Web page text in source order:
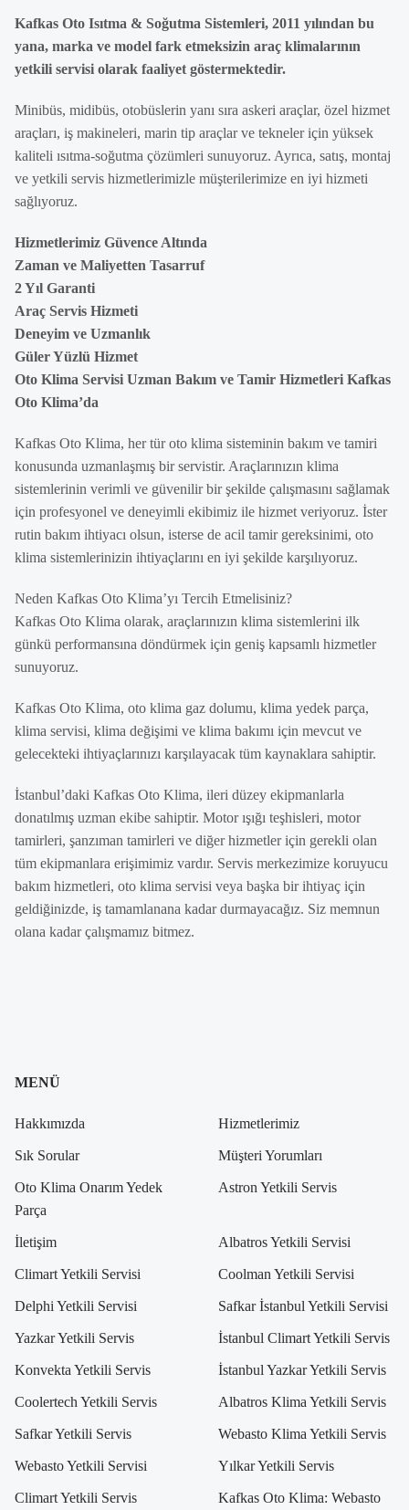
Kafkas Oto Isıtma & Soğutma Sistemleri, 2011 yılından bu
yana, marka ve model fark etmeksizin araç klimalarının
yetkili servisi olarak faaliyet göstermektedir.
Minibüs, midibüs, otobüslerin yanı sıra askeri araçlar, özel hizmet
araçları, iş makineleri, marin tip araçlar ve tekneler için yüksek
kaliteli ısıtma-soğutma çözümleri sunuyoruz. Ayrıca, satış, montaj
ve yetkili servis hizmetlerimizle müşterilerimize en iyi hizmeti
sağlıyoruz.
Hizmetlerimiz Güvence Altında
Zaman ve Maliyetten Tasarruf
2 Yıl Garanti
Araç Servis Hizmeti
Deneyim ve Uzmanlık
Güler Yüzlü Hizmet
Oto Klima Servisi Uzman Bakım ve Tamir Hizmetleri Kafkas
Oto Klima’da
Kafkas Oto Klima, her tür oto klima sisteminin bakım ve tamiri
konusunda uzmanlaşmış bir servistir. Araçlarınızın klima
sistemlerinin verimli ve güvenilir bir şekilde çalışmasını sağlamak
için profesyonel ve deneyimli ekibimiz ile hizmet veriyoruz. İster
rutin bakım ihtiyacı olsun, isterse de acil tamir gereksinimi, oto
klima sistemlerinizin ihtiyaçlarını en iyi şekilde karşılıyoruz.
Neden Kafkas Oto Klima’yı Tercih Etmelisiniz?
Kafkas Oto Klima olarak, araçlarınızın klima sistemlerini ilk
günkü performansına döndürmek için geniş kapsamlı hizmetler
sunuyoruz.
Kafkas Oto Klima, oto klima gaz dolumu, klima yedek parça,
klima servisi, klima değişimi ve klima bakımı için mevcut ve
gelecekteki ihtiyaçlarınızı karşılayacak tüm kaynaklara sahiptir.
İstanbul’daki Kafkas Oto Klima, ileri düzey ekipmanlarla
donatılmış uzman ekibe sahiptir. Motor ışığı teşhisleri, motor
tamirleri, şanzıman tamirleri ve diğer hizmetler için gerekli olan
tüm ekipmanlara erişimimiz vardır. Servis merkezimize koruyucu
bakım hizmetleri, oto klima servisi veya başka bir ihtiyaç için
geldiğinizde, iş tamamlanana kadar durmayacağız. Siz memnun
olana kadar çalışmamız bitmez.
MENÜ
Hakkımızda Hizmetlerimiz
Sık Sorular Müşteri Yorumları
Oto Klima Onarım Yedek
Parça
Astron Yetkili Servis
İletişim Albatros Yetkili Servisi
Climart Yetkili Servisi Coolman Yetkili Servisi
Delphi Yetkili Servisi Safkar İstanbul Yetkili Servisi
Yazkar Yetkili Servis İstanbul Climart Yetkili Servis
Konvekta Yetkili Servis İstanbul Yazkar Yetkili Servis
Coolertech Yetkili Servis Albatros Klima Yetkili Servis
Safkar Yetkili Servis Webasto Klima Yetkili Servis
Webasto Yetkili Servisi Yılkar Yetkili Servis
Climart Yetkili Servis Kafkas Oto Klima: Webasto